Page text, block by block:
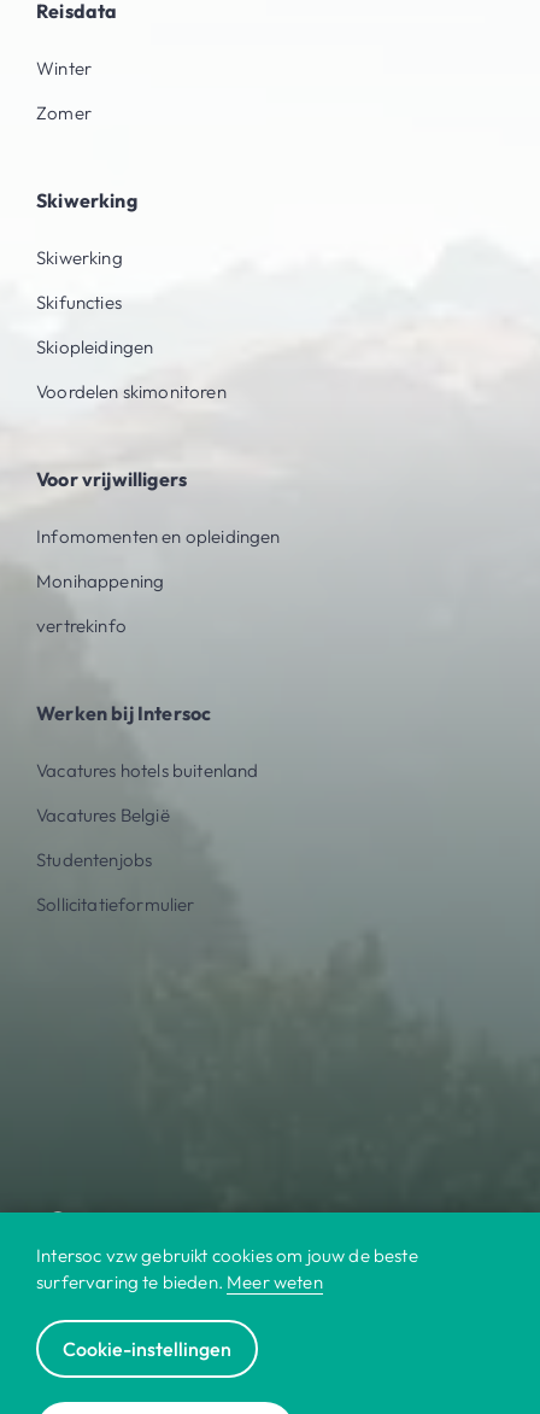
Reisdata
Winter
Zomer
Skiwerking
Skiwerking
Skifuncties
Skiopleidingen
Voordelen skimonitoren
Voor vrijwilligers
Infomomenten en opleidingen
Monihappening
vertrekinfo
Werken bij Intersoc
Vacatures hotels buitenland
Vacatures België
Studentenjobs
Sollicitatieformulier
Intersoc vzw gebruikt cookies om jouw de beste
surfervaring te bieden. Meer weten
Cookie-instellingen